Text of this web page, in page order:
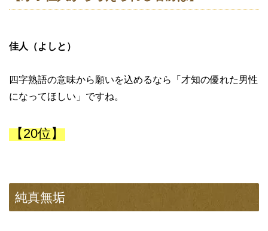
佳人（よしと）
四字熟語の意味から願いを込めるなら「才知の優れた男性
になってほしい」ですね。
【20位】
純真無垢